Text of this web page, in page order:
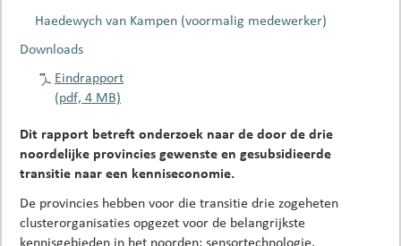
Haedewych van Kampen (voormalig medewerker)
Downloads
Eindrapport
(pdf, 4 MB)
Dit rapport betreft onderzoek naar de door de drie
noordelijke provincies gewenste en gesubsidieerde
transitie naar een kenniseconomie.
De provincies hebben voor die transitie drie zogeheten
clusterorganisaties opgezet voor de belangrijkste
kennisgebieden in het noorden: sensortechnologie,